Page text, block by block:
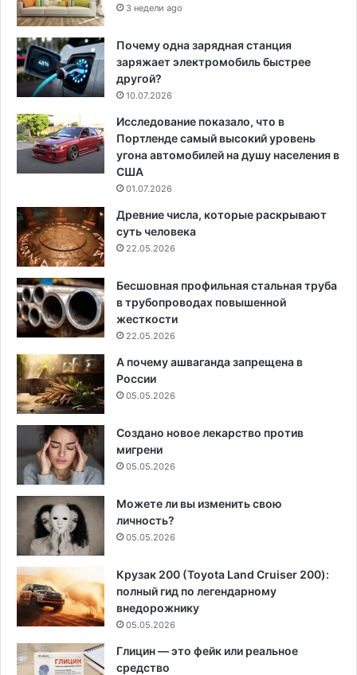
3 недели ago
Почему одна зарядная станция
заряжает электромобиль быстрее
другой?
10.07.2026
Исследование показало, что в
Портленде самый высокий уровень
угона автомобилей на душу населения в
США
01.07.2026
Древние числа, которые раскрывают
суть человека
22.05.2026
Бесшовная профильная стальная труба
в трубопроводах повышенной
жесткости
22.05.2026
А почему ашваганда запрещена в
России
05.05.2026
Создано новое лекарство против
мигрени
05.05.2026
Можете ли вы изменить свою
личность?
05.05.2026
Крузак 200 (Toyota Land Cruiser 200):
полный гид по легендарному
внедорожнику
05.05.2026
Глицин — это фейк или реальное
средство